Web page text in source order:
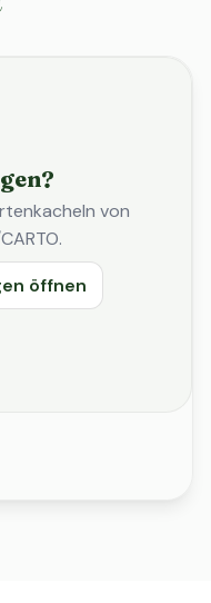
von
öffnen